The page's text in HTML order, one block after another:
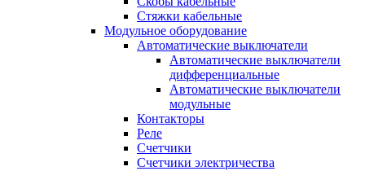
Стяжки кабельные
Модульное оборудование
Автоматические выключатели
Автоматические выключатели
дифференциальные
Автоматические выключатели
модульные
Контакторы
Реле
Счетчики
Счетчики электричества